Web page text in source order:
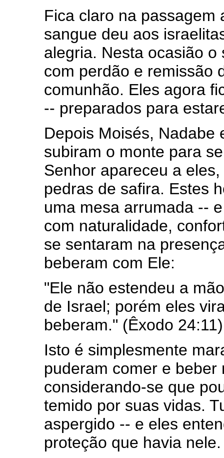
Fica claro na passagem
sangue deu aos
alegria. Nesta ocasião
com perdão e remissão
comunhão. Eles agora
-- preparados para
Depois Moisés, Nadabe
subiram o monte para
Senhor apareceu a
pedras de safira. Estes
uma mesa arrumada --
com naturalidade,
se sentaram na
beberam com Ele:
"Ele não estendeu a
de Israel; porém eles
beberam." (Êxodo 24:11)
Isto é simplesmente
puderam comer e
considerando-se que
temido por suas vidas.
aspergido -- e eles
proteção que havia